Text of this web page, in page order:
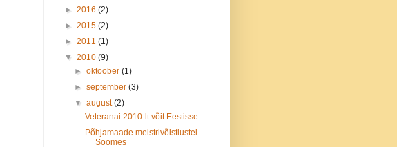
► 2016 (2)
► 2015 (2)
► 2011 (1)
▼ 2010 (9)
►oktoober(1)
►september(3)
▼august(2)
Veteranai 2010-lt võit Eestisse
Põhjamaade meistrivõistlustel
Soomes